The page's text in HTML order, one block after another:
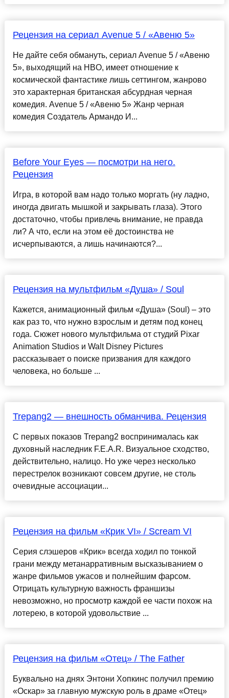
Рецензия на сериал Avenue 5 / «Авеню 5»
Не дайте себя обмануть, сериал Avenue 5 / «Авеню
5», выходящий на HBO, имеет отношение к
космической фантастике лишь сеттингом, жанрово
это характерная британская абсурдная черная
комедия. Avenue 5 / «Авеню 5» Жанр черная
комедия Создатель Армандо И...
Before Your Eyes — посмотри на него.
Рецензия
Игра, в которой вам надо только моргать (ну ладно,
иногда двигать мышкой и закрывать глаза). Этого
достаточно, чтобы привлечь внимание, не правда
ли? А что, если на этом её достоинства не
исчерпываются, а лишь начинаются?...
Рецензия на мультфильм «Душа» / Soul
Кажется, анимационный фильм «Душа» (Soul) – это
как раз то, что нужно взрослым и детям под конец
года. Сюжет нового мультфильма от студий Pixar
Animation Studios и Walt Disney Pictures
рассказывает о поиске призвания для каждого
человека, но больше ...
Trepang2 — внешность обманчива. Рецензия
С первых показов Trepang2 воспринималась как
духовный наследник F.E.A.R. Визуальное сходство,
действительно, налицо. Но уже через несколько
перестрелок возникают совсем другие, не столь
очевидные ассоциации...
Рецензия на фильм «Крик VI» / Scream VI
Серия слэшеров «Крик» всегда ходил по тонкой
грани между метанарративным высказыванием о
жанре фильмов ужасов и полнейшим фарсом.
Отрицать культурную важность франшизы
невозможно, но просмотр каждой ее части похож на
лотерею, в которой удовольствие ...
Рецензия на фильм «Отец» / The Father
Буквально на днях Энтони Хопкинс получил премию
«Оскар» за главную мужскую роль в драме «Отец»